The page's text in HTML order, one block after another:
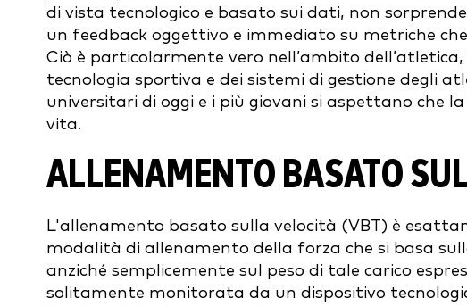
di vista tecnologico e basato sui dati, non
un feedback oggettivo e immediato su metriche
Ciò è particolarmente vero nell’ambito
tecnologia sportiva e dei sistemi di gestione degli
universitari di oggi e i più giovani si aspettano che
vita.
ALLENAMENTO BASATO
L'allenamento basato sulla velocità (VBT) è
modalità di allenamento della forza che si basa
anziché semplicemente sul peso di tale carico
solitamente monitorata da un dispositivo